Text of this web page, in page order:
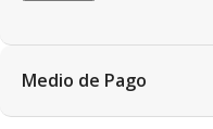
Medio de Pago